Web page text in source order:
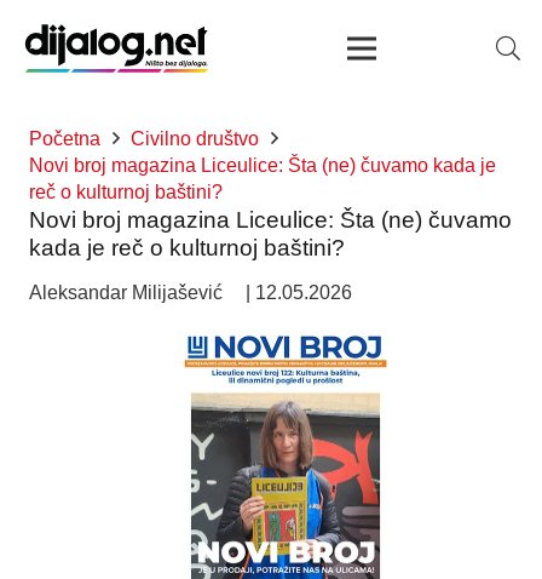
Početna
Civilno društvo
Novi broj magazina Liceulice: Šta (ne) čuvamo kada je
reč o kulturnoj baštini?
Novi broj magazina Liceulice: Šta (ne) čuvamo
kada je reč o kulturnoj baštini?
Aleksandar Milijašević 12.05.2026